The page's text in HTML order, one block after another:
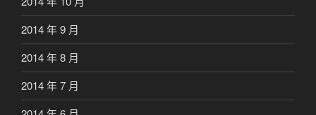
2014 年 9 月
2014 年 8 月
2014 年 7 月